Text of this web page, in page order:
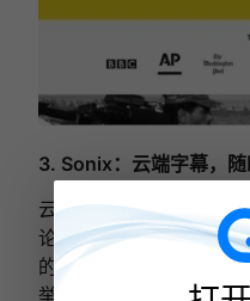
3. Sonix：云端字幕，
云端的力量，让Sonix
论你身处何地，只需连
的字幕文件。多语言支
举。Sonix，让高效不再